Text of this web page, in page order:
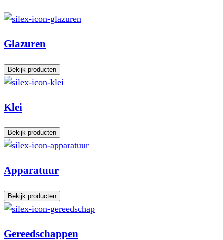
Glazuren
Bekijk producten
Klei
Bekijk producten
Apparatuur
Bekijk producten
Gereedschappen